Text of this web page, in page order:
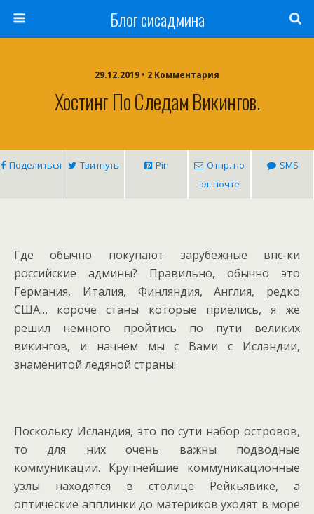
Блог сисадмина
29.12.2019 • 2 Комментария
Хостинг По Следам Викингов.
Поделиться Твитнуть Pin
Отпр. по
эл. почте
SMS
Где обычно покупают зарубежные впс-ки
российские админы? Правильно, обычно это
Германия, Италия, Финляндия, Англия, редко
США… короче станы которые приелись, я же
решил немного пройтись по пути великих
викингов, и начнем мы с Вами с Исландии,
знаменитой ледяной страны:
Поскольку Исландия, это по сути набор островов,
то для них очень важны подводные
коммуникации. Крупнейшие коммуникационные
узлы находятся в столице Рейкьявике, а
оптические апплинки до материков уходят в море